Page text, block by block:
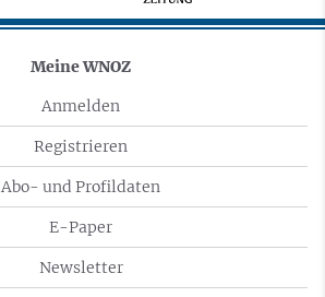
Meine WNOZ
Anmelden
Registrieren
Abo- und Profildaten
E-Paper
Newsletter